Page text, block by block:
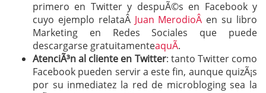
primero en Twitter y despuÃ©s en Facebook y
cuyo ejemplo relataÂ Juan MerodioÂ en su libro
Marketing en Redes Sociales que puede
descargarse gratuitamenteaquÃ­.
AtenciÃ³n al cliente en Twitter: tanto Twitter como
Facebook pueden servir a este fin, aunque quizÃ¡s
por su inmediatez la red de microbloging sea la